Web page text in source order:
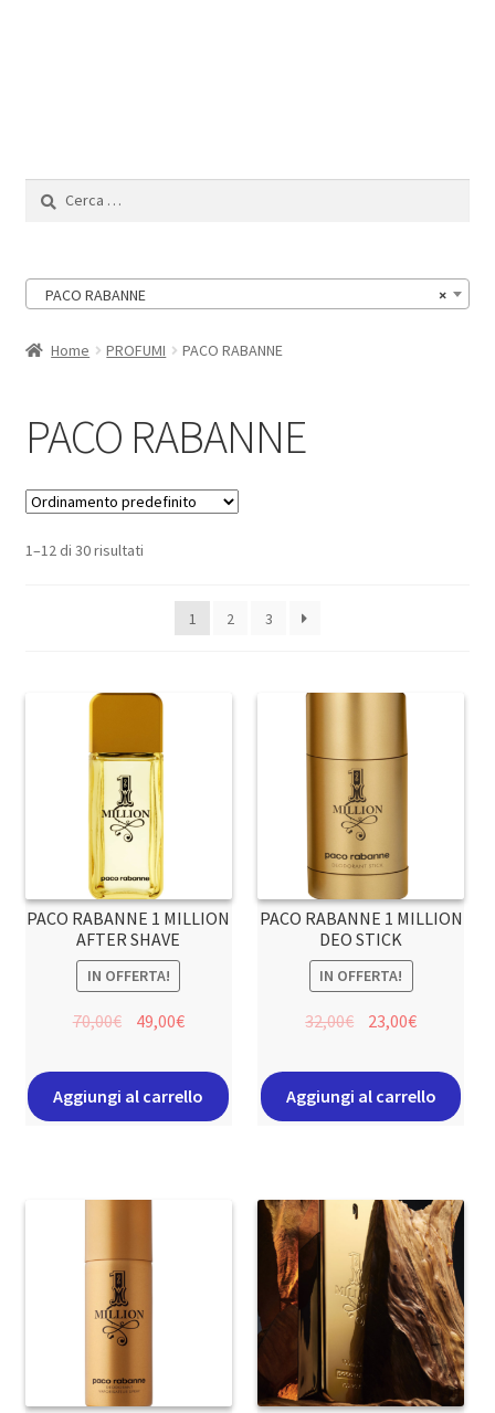
×
PACO RABANNE
Home PROFUMI PACO RABANNE
PACO RABANNE
1–12 di 30 risultati
1 2 3
PACO RABANNE 1 MILLION
AFTER SHAVE
IN OFFERTA!
70,00€ 49,00€
Aggiungi al carrello
PACO RABANNE 1 MILLION
DEO STICK
IN OFFERTA!
32,00€ 23,00€
Aggiungi al carrello